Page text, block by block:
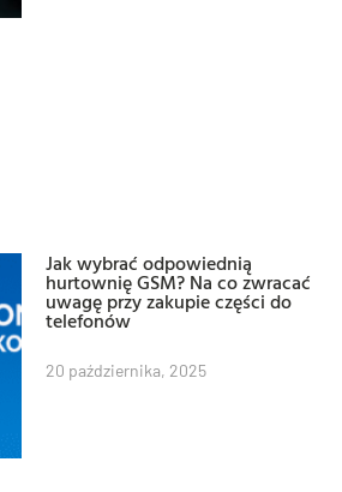
Jak wybrać odpowiednią
hurtownię GSM? Na co zwracać
uwagę przy zakupie części do
telefonów
20 października, 2025